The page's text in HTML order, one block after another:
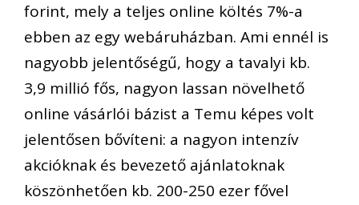
forint, mely a teljes online költés 7%-a
ebben az egy webáruházban. Ami ennél is
nagyobb jelentőségű, hogy a tavalyi kb.
3,9 millió fős, nagyon lassan növelhető
online vásárlói bázist a Temu képes volt
jelentősen bővíteni: a nagyon intenzív
akcióknak és bevezető ajánlatoknak
köszönhetően kb. 200-250 ezer fővel